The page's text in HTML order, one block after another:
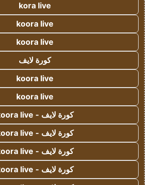
kora live
koora live
koora live
كورة لايف
koora live
koora live
كورة لايف - koora live
كورة لايف - koora live
كورة لايف - koora live
كورة لايف - koora live